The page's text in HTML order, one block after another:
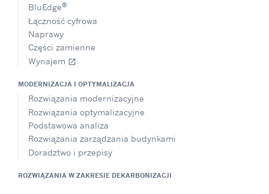
BluEdge®
Łączność cyfrowa
Naprawy
Części zamienne
Wynajem open_in_new
MODERNIZACJA I OPTYMALIZACJA
Rozwiązania modernizacyjne
Rozwiązania optymalizacyjne
Podstawowa analiza
Rozwiązania zarządzania budynkami
Doradztwo i przepisy
ROZWIĄZANIA W ZAKRESIE DEKARBONIZACJI